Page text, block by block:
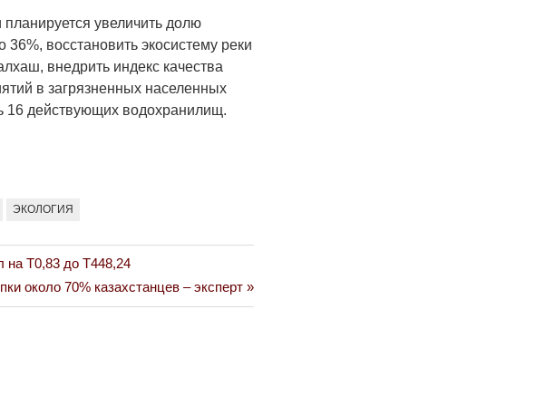
увеличить долю
восстановить экосистему реки
внедрить индекс качества
в загрязненных населенных
16 действующих водохранилищ.
ЭКОЛОГИЯ
на Т0,83 до Т448,24
около 70% казахстанцев – эксперт